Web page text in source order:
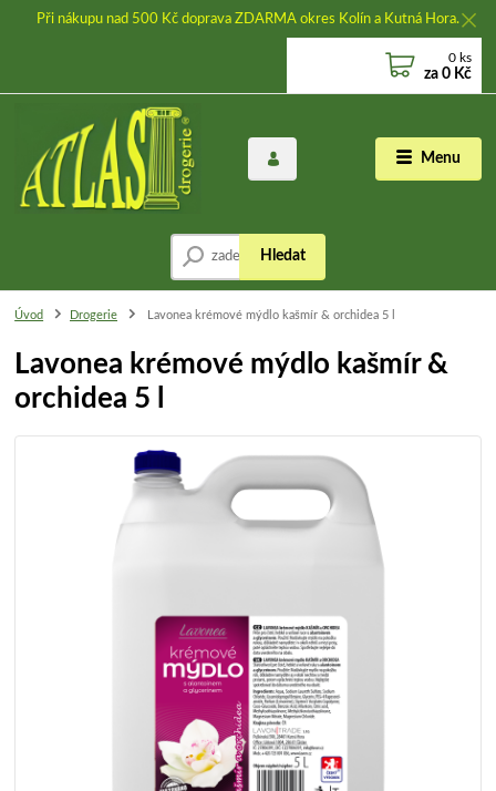
Při nákupu nad 500 Kč doprava ZDARMA okres Kolín a Kutná Hora.
Menu
Hledat
0 ks
za 0 Kč
Úvod Drogerie Lavonea krémové mýdlo kašmír & orchidea 5 l
Lavonea krémové mýdlo kašmír &
orchidea 5 l